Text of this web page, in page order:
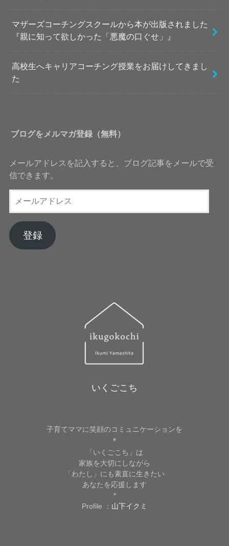
マザーズコーチングスクールから本が出版されました
『親に知って欲しかった「悪魔の口ぐせ」』
高校生へキャリアコーチング授業をお届けしてきまし
た
ブログをメルマガ登録（無料）
メールアドレスを記入すると、ブログ記事をメールで受
信できます。
ー
ア
ド
登録
いくごこち
子育てママに笑顔のコミュニケーションを
*
「いくごこち」は
家族を大切にしながら
「わたし」にも素直に生きたい
あなたを応援します
*
Profile ： 山下イクミ